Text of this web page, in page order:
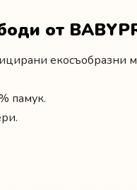
от
екосъобразни
памук.